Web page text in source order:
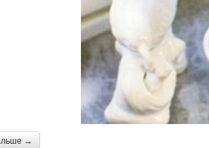
→